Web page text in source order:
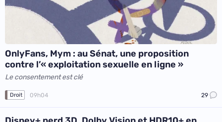
OnlyFans, Mym : au Sénat, une proposition
contre l’« exploitation sexuelle en ligne »
Le consentement est clé
Droit 09h04 29